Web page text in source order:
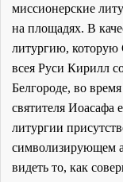
миссионерские
на площадях. В
литургию,
всея Руси Кирилл
Белгороде, во
святителя Иоасафа
литургии
символизирующем
видеть то, как